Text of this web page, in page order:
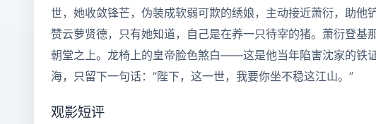
世，她收敛锋芒，伪装成软弱可欺的绣娘，主动接近萧衍，助他
赞云萝贤德，只有她知道，自己是在养一只待宰的猪。萧衍登基
朝堂之上。龙椅上的皇帝脸色煞白——这是他当年陷害沈家的铁
海，只留下一句话：“陛下，这一世，我要你坐不稳这江山。”
观影短评